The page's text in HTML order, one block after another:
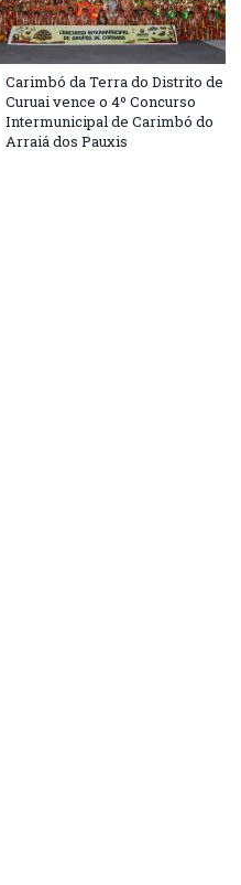
Carimbó da Terra do Distrito de
Curuai vence o 4º Concurso
Intermunicipal de Carimbó do
Arraiá dos Pauxis